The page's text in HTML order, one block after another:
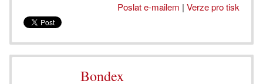
Poslat e-mailem | Verze pro tisk
Bondex